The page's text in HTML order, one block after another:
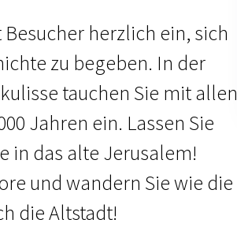
herzlich ein, sich
zu begeben. In der
tauchen Sie mit allen
Jahren ein. Lassen Sie
in das alte Jerusalem!
und wandern Sie wie die
die Altstadt!